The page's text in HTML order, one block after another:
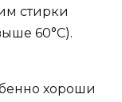
стирки
60°C).
хороши